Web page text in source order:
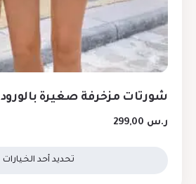
شورتات مزخرفة صغيرة بالورود
ر.س
تحديد أحد الخيارات